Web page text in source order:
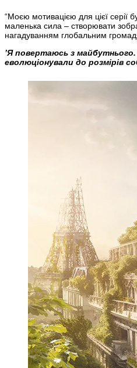
“Моєю мотивацією для цієї серії
маленька сила – створювати
нагадуванням глобальним
’Я повертаюсь з
еволюціонували до розмірів